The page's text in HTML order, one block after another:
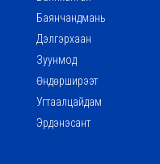
Баянчандмань
Дэлгэрхаан
Зуунмод
Өндөрширээт
Угтаалцайдам
Эрдэнэсант